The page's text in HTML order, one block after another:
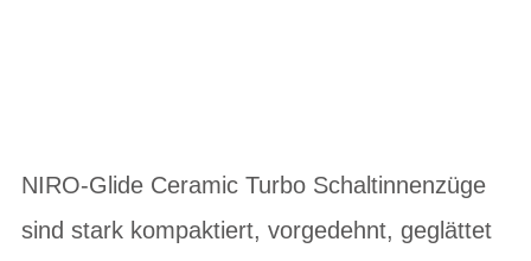
NIRO-Glide Ceramic Turbo Schaltinnenzüge
sind stark kompaktiert, vorgedehnt, geglättet